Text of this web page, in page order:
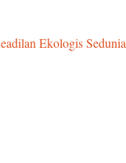
Ekologis Sedunia